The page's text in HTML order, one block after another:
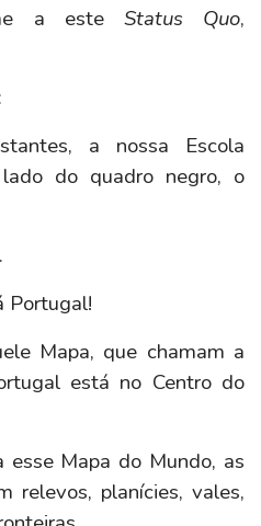
a este Status Quo,
a nossa Escola
do quadro negro, o
Portugal!
Mapa, que chamam a
está no Centro do
Mapa do Mundo, as
relevos, planícies, vales,